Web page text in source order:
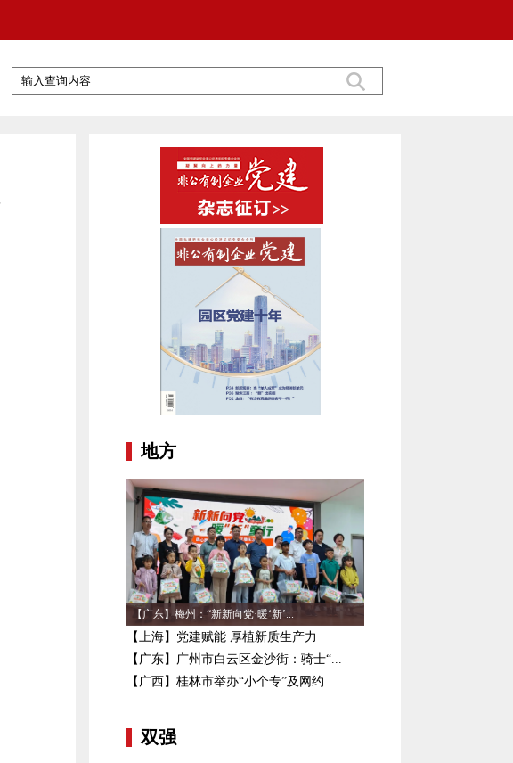
地方
【广东】梅州：“新新向党·暖‘新’...
【上海】党建赋能 厚植新质生产力
【广东】广州市白云区金沙街：骑士“...
【广西】桂林市举办“小个专”及网约...
双强